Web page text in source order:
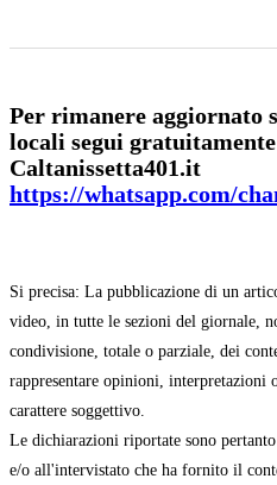
Per rimanere aggiornato
locali segui
Caltanissetta401.it
https://whatsapp.com/
Si precisa: La pubblicazione di un
video, in tutte le sezioni del giornale,
condivisione, totale o parziale, dei
rappresentare opinioni, interpretazioni
carattere soggettivo.
Le dichiarazioni riportate sono
e/o all'intervistato che ha fornito il